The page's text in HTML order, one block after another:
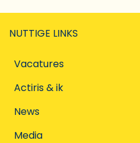
NUTTIGE LINKS
Vacatures
Actiris & ik
News
Media